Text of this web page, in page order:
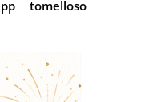
pp tomelloso